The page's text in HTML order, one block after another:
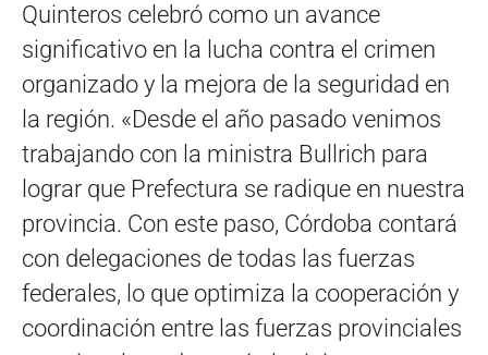
Quinteros celebró como un avance
significativo en la lucha contra el crimen
organizado y la mejora de la seguridad en
la región. «Desde el año pasado venimos
trabajando con la ministra Bullrich para
lograr que Prefectura se radique en nuestra
provincia. Con este paso, Córdoba contará
con delegaciones de todas las fuerzas
federales, lo que optimiza la cooperación y
coordinación entre las fuerzas provinciales